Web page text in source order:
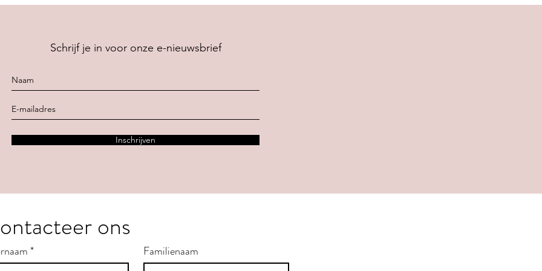
Schrijf je in voor onze e-nieuwsbrief
Inschrijven
ons
* Familienaam